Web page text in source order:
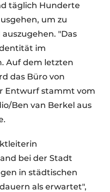
täglich Hunderte
um zu
"Das
im
Auf dem letzten
das Büro von
Entwurf stammt vom
Ben van Berkel aus
bei der Stadt
in städtischen
als erwartet",